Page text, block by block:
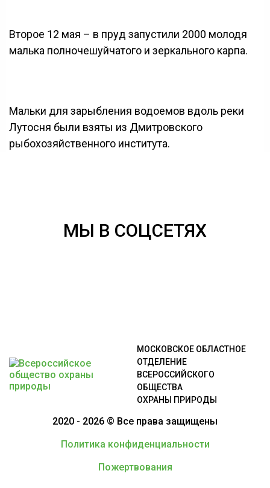
Второе 12 мая – в пруд запустили 2000 молодя
малька полночешуйчатого и зеркального карпа.
Мальки для зарыбления водоемов вдоль реки
Лутосня были взяты из Дмитровского
рыбохозяйственного института.
МЫ В СОЦСЕТЯХ
МОСКОВСКОЕ ОБЛАСТНОЕ
ОТДЕЛЕНИЕ
ВСЕРОССИЙСКОГО
ОБЩЕСТВА
ОХРАНЫ ПРИРОДЫ
2020 - 2026 © Все права защищены
Политика конфиденциальности
Пожертвования